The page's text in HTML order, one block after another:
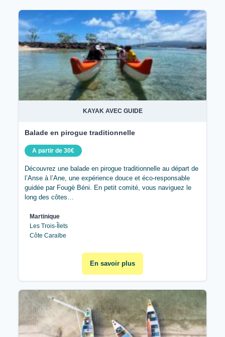
KAYAK AVEC GUIDE
Balade en pirogue traditionnelle
A partir de 30€
Découvrez une balade en pirogue traditionnelle au départ de
l’Anse à l’Ane, une expérience douce et éco‑responsable
guidée par Fougè Béni. En petit comité, vous naviguez le
long des côtes…
Martinique
Les Trois-Îlets
Côte Caraïbe
En savoir plus